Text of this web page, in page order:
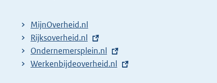
l
i
n
k
MijnOverheid.nl
E
x
t
Rijksoverheid.nl
E
x
Ondernemersplein.nl
E
Werkenbijdeoverheid.nl